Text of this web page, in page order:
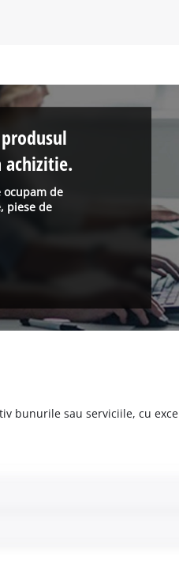
de
piese de
bunurile sau serviciile, cu